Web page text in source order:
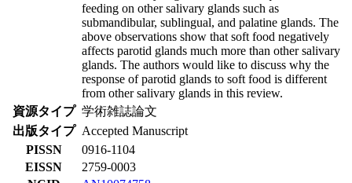
feeding on other salivary glands such as
submandibular, sublingual, and palatine glands. The
above observations show that soft food negatively
affects parotid glands much more than other salivary
glands. The authors would like to discuss why the
response of parotid glands to soft food is different
from other salivary glands in this review.
資源タイプ 学術雑誌論文
出版タイプ Accepted Manuscript
PISSN
0916-1104
EISSN
2759-0003